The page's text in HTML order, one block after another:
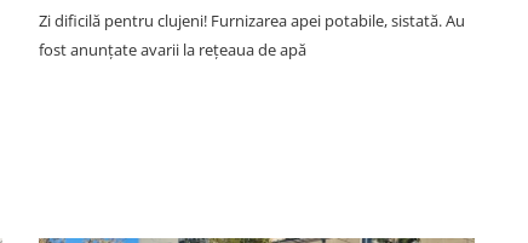
Zi dificilă pentru clujeni! Furnizarea apei potabile, sistată. Au
fost anunțate avarii la rețeaua de apă